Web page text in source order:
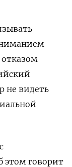
не видеть
этом говорит